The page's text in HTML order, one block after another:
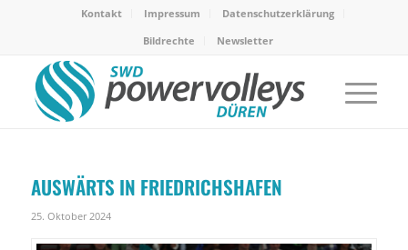
Kontakt Impressum
Datenschutzerklärung
Bildrechte
Newsletter
AUSWÄRTS IN FRIEDRICHSHAFEN
25. Oktober 2024